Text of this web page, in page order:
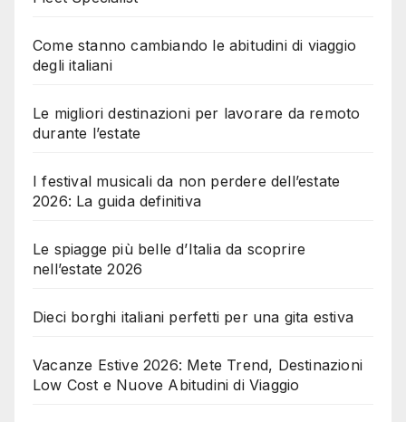
Come stanno cambiando le abitudini di viaggio
degli italiani
Le migliori destinazioni per lavorare da remoto
durante l’estate
I festival musicali da non perdere dell’estate
2026: La guida definitiva
Le spiagge più belle d’Italia da scoprire
nell’estate 2026
Dieci borghi italiani perfetti per una gita estiva
Vacanze Estive 2026: Mete Trend, Destinazioni
Low Cost e Nuove Abitudini di Viaggio